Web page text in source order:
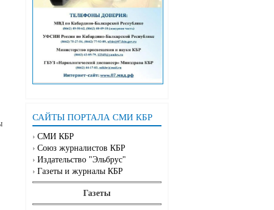
САЙТЫ ПОРТАЛА СМИ КБР
СМИ КБР
Союз журналистов КБР
Издательство "Эльбрус"
Газеты и журналы КБР
Газеты